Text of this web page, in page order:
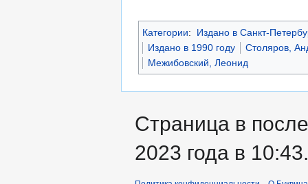
Категории:
Издано в Санкт-
Издано в 1990 году
Столяров,
Межибовский, Леонид
Страница в
2023 года в 10:43.